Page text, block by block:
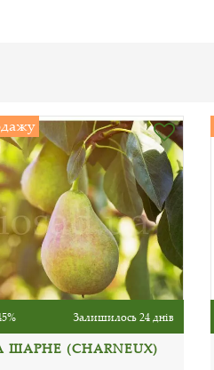
Залишилось 24 днів
ШАРНЕ (CHARNEUX)